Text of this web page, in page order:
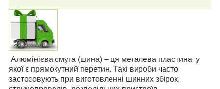
Алюмінієва смуга (шина) – ця металева пластина, у
якої є прямокутний перетин. Такі вироби часто
застосовують при виготовленні шинних збірок,